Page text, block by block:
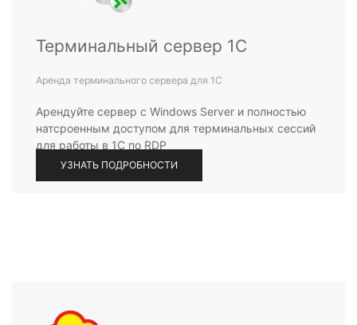
Терминальный сервер 1С
Аренда терминального сервера для 1С
Арендуйте сервер с Windows Server и полностью
натсроенным доступом для терминальных сессий
для работы в 1С по RDP
УЗНАТЬ ПОДРОБНОСТИ